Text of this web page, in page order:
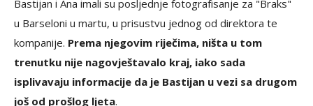
Bastijan i Ana imali su posljednje fotografisanje za "Braks"
u Barseloni u martu, u prisustvu jednog od direktora te
kompanije. Prema njegovim riječima, ništa u tom
trenutku nije nagovještavalo kraj, iako sada
isplivavaju informacije da je Bastijan u vezi sa drugom
još od prošlog ljeta.